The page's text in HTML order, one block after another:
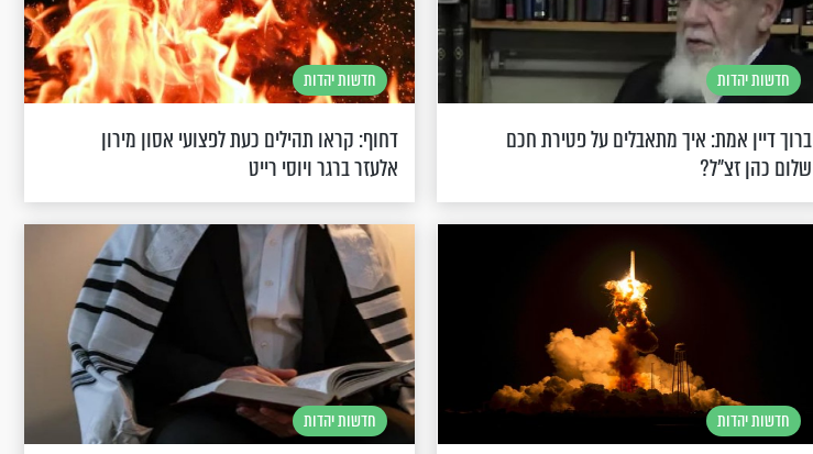
חדשות יהדות
ברוך דיין אמת: איך מתאבלים על פטירת חכם
שלום כהן זצ"ל?
חדשות יהדות
דחוף: קראו תהילים כעת לפצועי אסון מירון
אלעזר ברגר ויוסי רייט
חדשות יהדות חדשות יהדות